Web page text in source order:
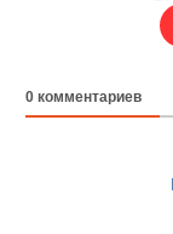
0 комментариев